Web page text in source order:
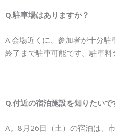
Q.駐車場はありますか？
A.会場近くに、参加者が十分
終了まで駐車可能です。駐車料
Q.付近の宿泊施設を知りたいで
A。8月26日（土）の宿泊は、